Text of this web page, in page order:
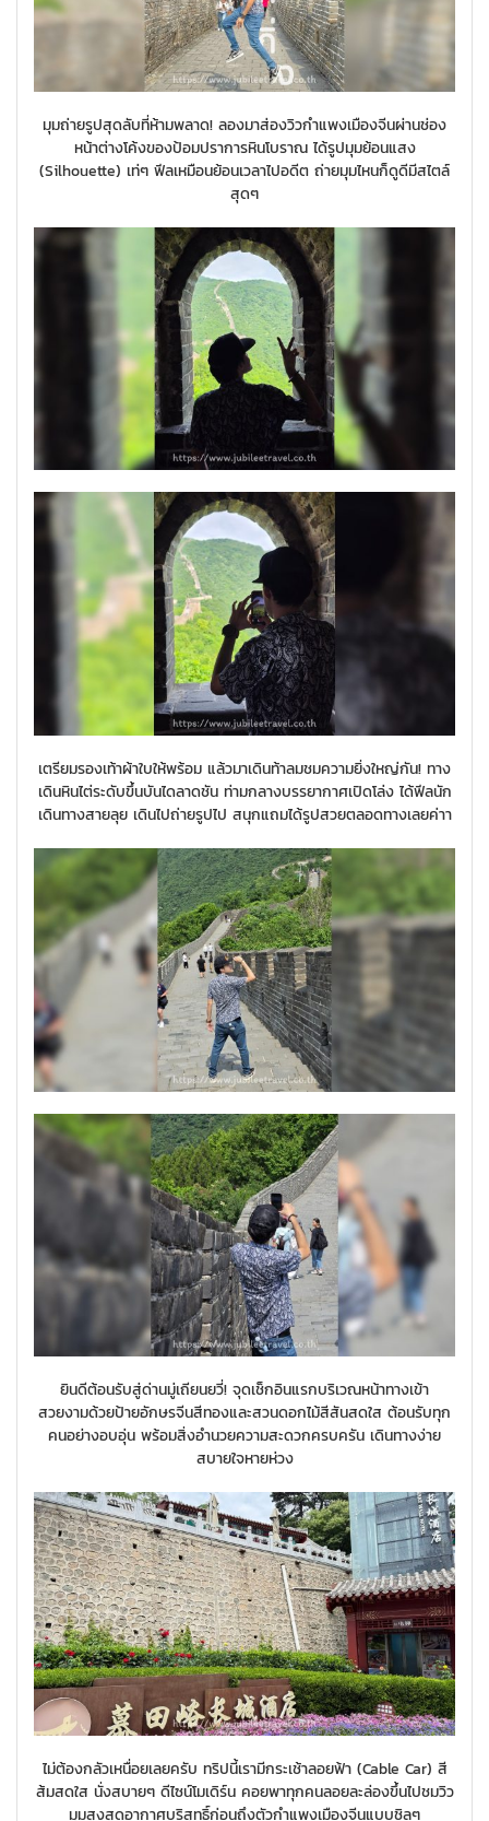
มุมถ่ายรูปสุดลับที่ห้ามพลาด! ลองมาส่องวิวกำแพงเมืองจีนผ่านช่อง
หน้าต่างโค้งของป้อมปราการหินโบราณ ได้รูปมุมย้อนแสง
(Silhouette) เท่ๆ ฟีลเหมือนย้อนเวลาไปอดีต ถ่ายมุมไหนก็ดูดีมีสไตล์
สุดๆ
เตรียมรองเท้าผ้าใบให้พร้อม แล้วมาเดินท้าลมชมความยิ่งใหญ่กัน! ทาง
เดินหินไต่ระดับขึ้นบันไดลาดชัน ท่ามกลางบรรยากาศเปิดโล่ง ได้ฟีลนัก
เดินทางสายลุย เดินไปถ่ายรูปไป สนุกแถมได้รูปสวยตลอดทางเลยค่าา
ยินดีต้อนรับสู่ด่านมู่เถียนยวี่! จุดเช็กอินแรกบริเวณหน้าทางเข้า
สวยงามด้วยป้ายอักษรจีนสีทองและสวนดอกไม้สีสันสดใส ต้อนรับทุก
คนอย่างอบอุ่น พร้อมสิ่งอำนวยความสะดวกครบครัน เดินทางง่าย
สบายใจหายห่วง
ไม่ต้องกลัวเหนื่อยเลยครับ ทริปนี้เรามีกระเช้าลอยฟ้า (Cable Car) สี
ส้มสดใส นั่งสบายๆ ดีไซน์โมเดิร์น คอยพาทุกคนลอยละล่องขึ้นไปชมวิว
มุมสูงสูดอากาศบริสุทธิ์ก่อนถึงตัวกำแพงเมืองจีนแบบชิลๆ